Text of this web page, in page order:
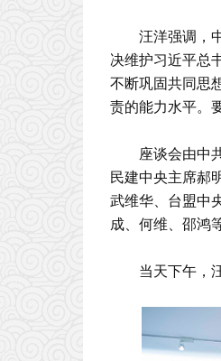
汪洋强调，
决维护习近平总
不断巩固共同思
责的能力水平。
座谈会由中
民建中央主席郝
武维华、台盟中
成、何维、邵鸿
当天下午，